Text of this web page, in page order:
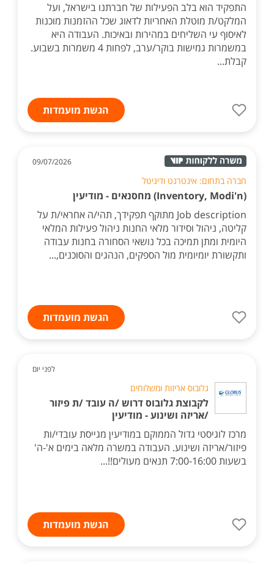
התפקיד הוא בלב הפעילות של חברתנו בישראל, ועל
המלקט/ת מוטלת האחריות לדאוג שכל ההזמנות מוכנות
לאיסוף עי השליחים במהירות ובאיכות. העבודה היא
במשמרות גמישות בוקר/ערב, לפחות 4 משמרות בשבוע.
קבלת...
הגשת מועמדות
09/07/2026
חברה בתחום: אינטרנט ודיגיטל
(Inventory, Modi'n) מחסנאים - מודיעין
Job description מתוקף תפקידך, תהי/ה אחראי/ת על
קליטה, ניהול וסידור מלאי החנות ניהול פעילות המלאי
היומית ומתן תמיכה בכל נושאי הסחורה בחנות עבודה
ותקשורת יומיומית מול הספקים, הנהגים והסוכנים,...
הגשת מועמדות
לפני יום
גלובוס אריזות ומשלוחים
לקבוצת גלובוס דרוש /ה עובד /ת פיזור
/אריזה ושינוע - מודיעין
מרכז לוגיסטי גדול הממוקם במודיעין מגייסת עובדי/ות
פיזור/אריזה ושינוע. העבודה במשרה מלאה בימים א'-ה'
בשעות 7:00-16:00 תנאים מעולים!!...
הגשת מועמדות